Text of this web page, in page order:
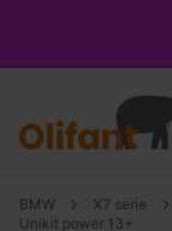
BMW X7 serie
Unikit power 13+